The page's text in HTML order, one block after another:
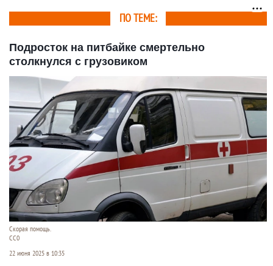
ПО ТЕМЕ:
Подросток на питбайке смертельно
столкнулся с грузовиком
Скорая помощь.
CC0
22 июня 2025 в 10:35